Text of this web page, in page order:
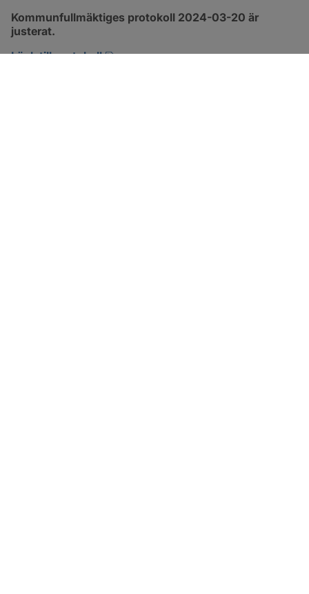
Kommunfullmäktiges protokoll 2024-03-20 är
justerat.
Länk till protokoll
pdf, 317.5 kB, öppnas i nytt fönster.